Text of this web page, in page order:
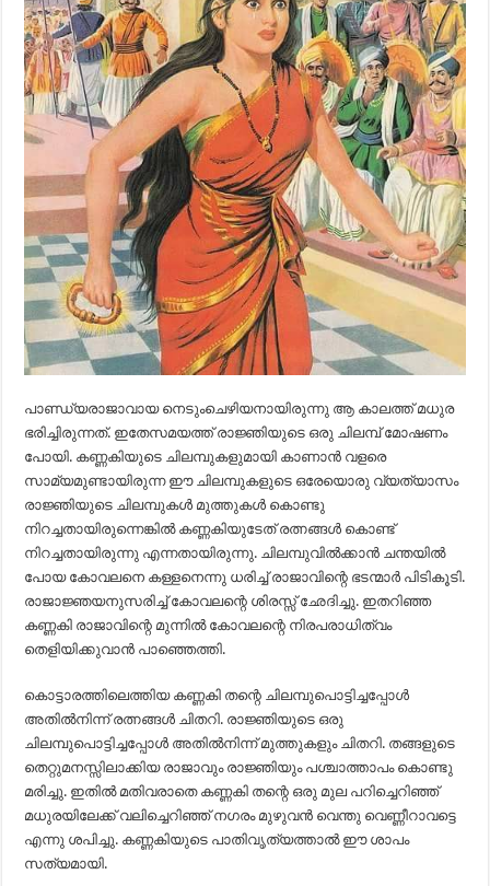
പാണ്ഡ്യരാജാവായ നെടുംചെഴിയനായിരുന്നു ആ കാലത്ത് മധുര
ഭരിച്ചിരുന്നത്. ഇതേസമയത്ത് രാജ്ഞിയുടെ ഒരു ചിലമ്പ് മോഷണം
പോയി. കണ്ണകിയുടെ ചിലമ്പുകളുമായി കാണാൻ വളരെ
സാമ്യമുണ്ടായിരുന്ന ഈ ചിലമ്പുകളുടെ ഒരേയൊരു വ്യത്യാസം
രാജ്ഞിയുടെ ചിലമ്പുകൾ മുത്തുകൾ കൊണ്ടു
നിറച്ചതായിരുന്നെങ്കിൽ കണ്ണകിയുടേത് രത്നങ്ങൾ കൊണ്ട്
നിറച്ചതായിരുന്നു എന്നതായിരുന്നു. ചിലമ്പുവിൽക്കാൻ ചന്തയിൽ
പോയ കോവലനെ കള്ളനെന്നു ധരിച്ച് രാജാവിന്റെ ഭടന്മാർ പിടികൂടി.
രാജാജ്ഞയനുസരിച്ച് കോവലന്റെ ശിരസ്സ് ഛേദിച്ചു. ഇതറിഞ്ഞ
കണ്ണകി രാജാവിന്റെ മുന്നിൽ കോവലന്റെ നിരപരാധിത്വം
തെളിയിക്കുവാൻ പാഞ്ഞെത്തി.
കൊട്ടാരത്തിലെത്തിയ കണ്ണകി തന്റെ ചിലമ്പുപൊട്ടിച്ചപ്പോൾ
അതിൽനിന്ന് രത്നങ്ങൾ ചിതറി. രാജ്ഞിയുടെ ഒരു
ചിലമ്പുപൊട്ടിച്ചപ്പോൾ അതിൽനിന്ന് മുത്തുകളും ചിതറി. തങ്ങളുടെ
തെറ്റുമനസ്സിലാക്കിയ രാജാവും രാജ്ഞിയും പശ്ചാത്താപം കൊണ്ടു
മരിച്ചു. ഇതിൽ മതിവരാതെ കണ്ണകി തന്റെ ഒരു മുല പറിച്ചെറിഞ്ഞ്
മധുരയിലേക്ക് വലിച്ചെറിഞ്ഞ് നഗരം മുഴുവൻ വെന്തു വെണ്ണീറാവട്ടെ
എന്നു ശപിച്ചു. കണ്ണകിയുടെ പാതിവൃത്യത്താൽ ഈ ശാപം
സത്യമായി.